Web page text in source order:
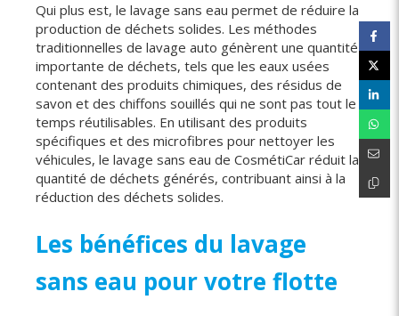
Qui plus est, le lavage sans eau permet de réduire la
production de déchets solides. Les méthodes
traditionnelles de lavage auto génèrent une quantité
importante de déchets, tels que les eaux usées
contenant des produits chimiques, des résidus de
savon et des chiffons souillés qui ne sont pas tout le
temps réutilisables. En utilisant des produits
spécifiques et des microfibres pour nettoyer les
véhicules, le lavage sans eau de CosmétiCar réduit la
quantité de déchets générés, contribuant ainsi à la
réduction des déchets solides.
Les bénéfices du lavage
sans eau pour votre flotte